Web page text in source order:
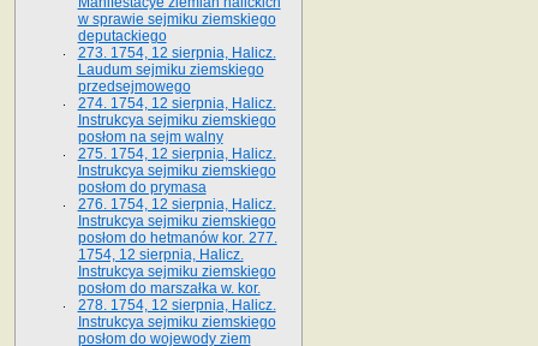
w sprawie sejmiku ziemskiego
deputackiego
273. 1754, 12 sierpnia, Halicz.
Laudum sejmiku ziemskiego
przedsejmowego
274. 1754, 12 sierpnia, Halicz.
Instrukcya sejmiku ziemskiego
posłom na sejm walny
275. 1754, 12 sierpnia, Halicz.
Instrukcya sejmiku ziemskiego
posłom do prymasa
276. 1754, 12 sierpnia, Halicz.
Instrukcya sejmiku ziemskiego
posłom do hetmanów kor. 277.
1754, 12 sierpnia, Halicz.
Instrukcya sejmiku ziemskiego
posłom do marszałka w. kor.
278. 1754, 12 sierpnia, Halicz.
Instrukcya sejmiku ziemskiego
posłom do wojewody ziem